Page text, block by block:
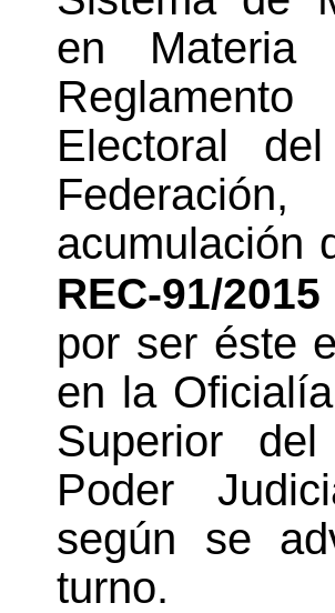
en
Electoral
acumulación
REC-91/2015
por ser éste
en la
Superior
Poder
según se
turno.